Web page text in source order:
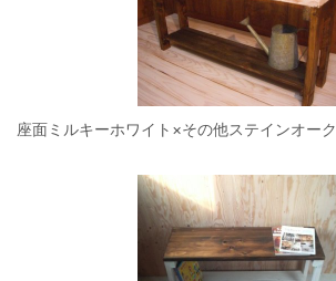
座面ミルキーホワイト×その他ステインオーク